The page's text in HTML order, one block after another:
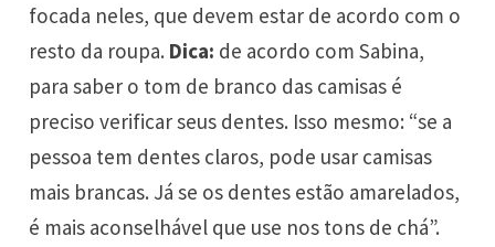
focada neles, que devem estar de acordo com o
resto da roupa. Dica: de acordo com Sabina,
para saber o tom de branco das camisas é
preciso verificar seus dentes. Isso mesmo: “se a
pessoa tem dentes claros, pode usar camisas
mais brancas. Já se os dentes estão amarelados,
é mais aconselhável que use nos tons de chá”.